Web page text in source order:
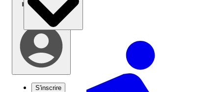
S'inscrire